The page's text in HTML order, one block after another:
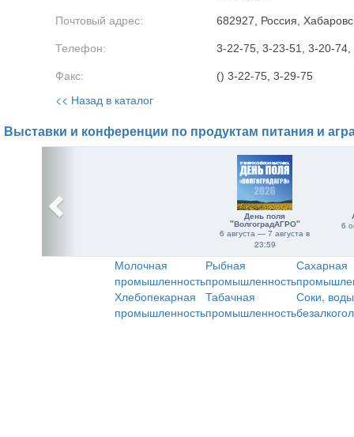
Почтовый адрес: 682927, Россия,
Телефон: 3-22-75, 3-23-51, 3-20-
Факс: () 3-22-75, 3-29-75
<< Назад в каталог
Выставки и конференции по продуктам питания и
День поля
"ВолгоградАГРО"
6 августа — 7 августа в
23:59
6
Молочная
промышленность
Рыбная
промышленность
Сахарная
Хлебопекарная
промышленность
Табачная
промышленность
Соки,